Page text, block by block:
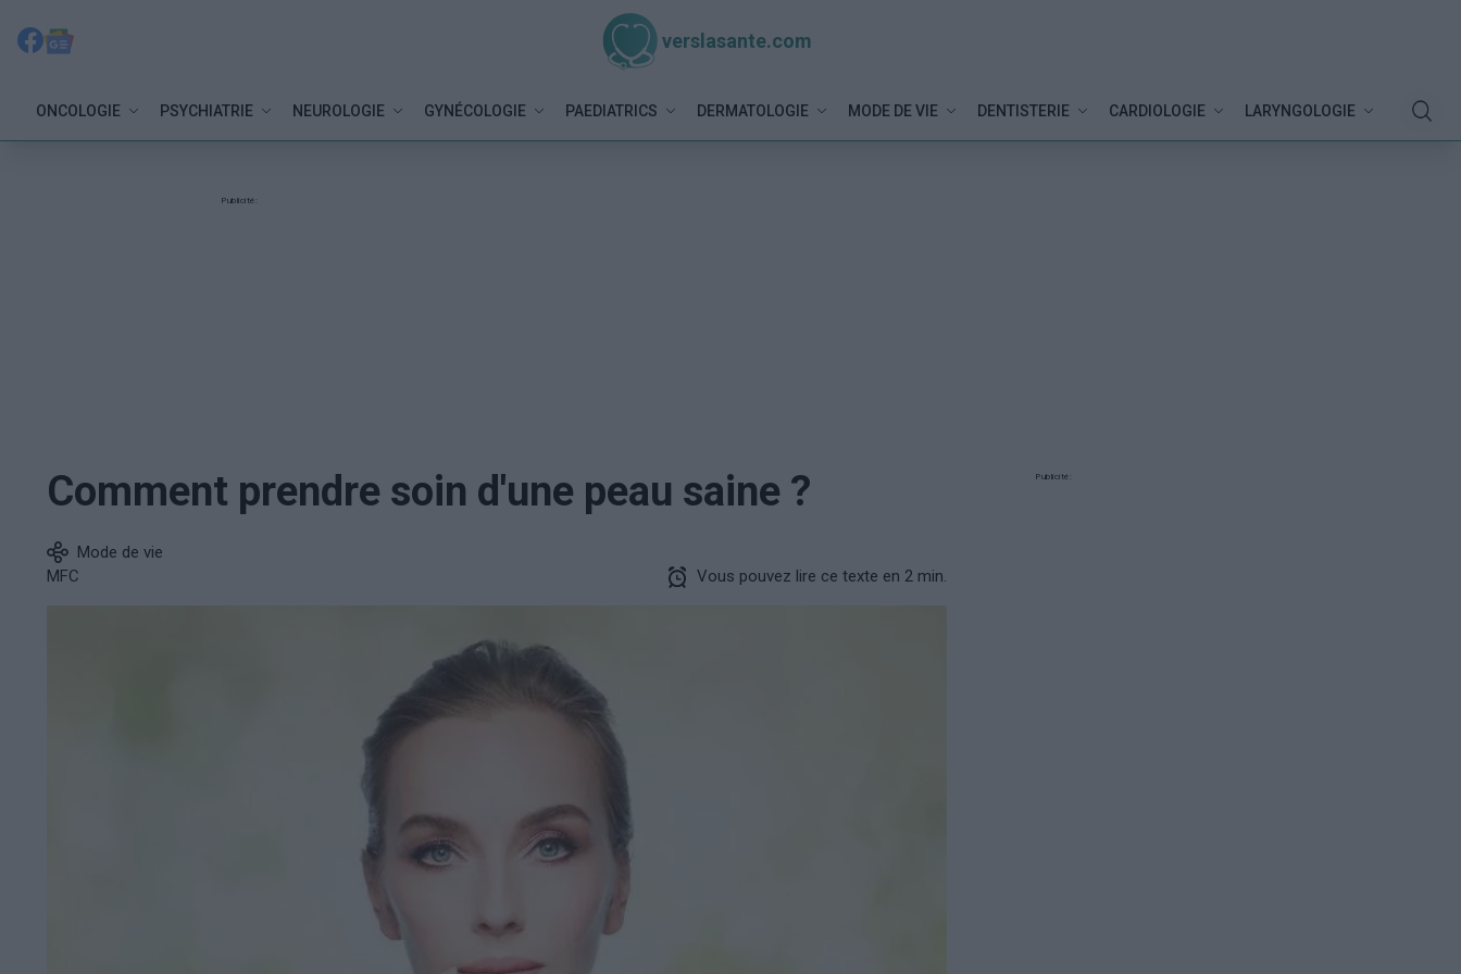
verslasante.com
ONCOLOGIE PSYCHIATRIE NEUROLOGIE GYNÉCOLOGIE PAEDIATRICS DERMATOLOGIE MODE DE VIE DENTISTERIE CARDIOLOGIE LARYNGOLOGIE
Publicité:
Comment prendre soin d'une peau saine ?
Mode de vie
MFC
Vous pouvez lire ce texte en 2 min.
Publicité: